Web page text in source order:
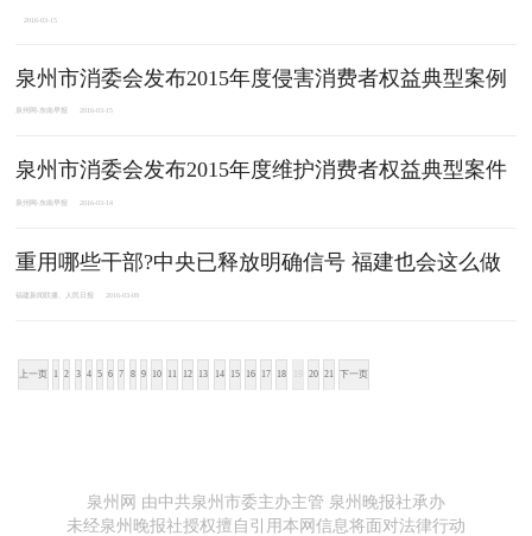
2016-03-15
泉州市消委会发布2015年度侵害消费者权益典型案例
泉州网-东南早报 2016-03-15
泉州市消委会发布2015年度维护消费者权益典型案件
泉州网-东南早报 2016-03-14
重用哪些干部?中央已释放明确信号 福建也会这么做
福建新闻联播、人民日报 2016-03-09
上一页 1 2 3 4 5 6 7 8 9 10 11 12 13 14 15 16 17 18 20 21 下一页
泉州网 由中共泉州市委主办主管 泉州晚报社承办
未经泉州晚报社授权擅自引用本网信息将面对法律行动